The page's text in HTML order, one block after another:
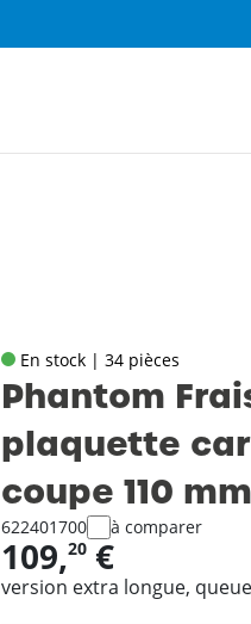
En stock | 34 pièces
Phantom
plaquette
coupe 110
622401700 à comparer
109,20 €
version extra longue,